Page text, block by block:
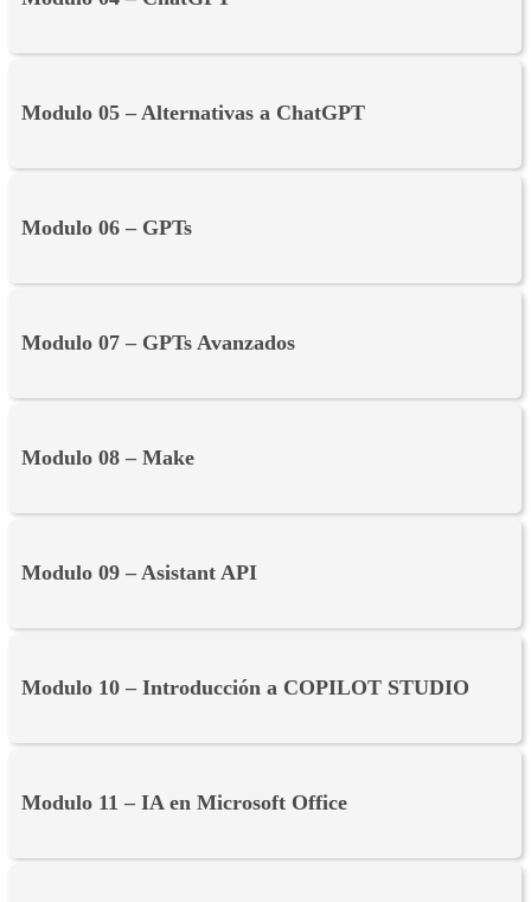
Modulo 05 – Alternativas a ChatGPT
Modulo 06 – GPTs
Modulo 07 – GPTs Avanzados
Modulo 08 – Make
Modulo 09 – Asistant API
Modulo 10 – Introducción a COPILOT STUDIO
Modulo 11 – IA en Microsoft Office